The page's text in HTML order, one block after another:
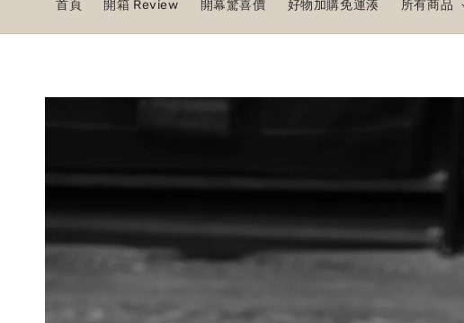
首頁 開箱 Review 開幕驚喜價 好物加購免運湊 所有商品